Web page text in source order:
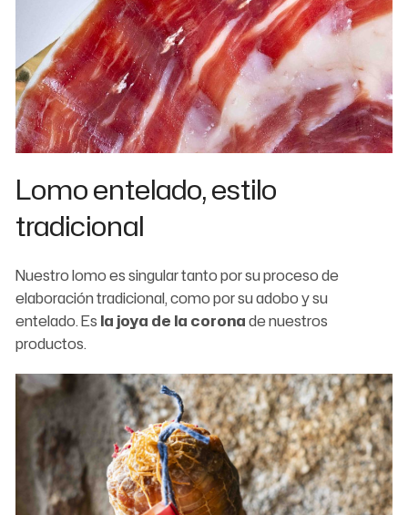
Lomo entelado, estilo
tradicional
Nuestro lomo es singular tanto por su proceso de
elaboración tradicional, como por su adobo y su
entelado. Es la joya de la coronade nuestros
productos.